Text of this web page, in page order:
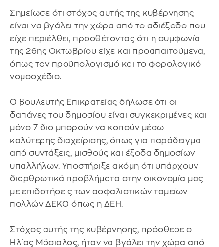
Σημείωσε ότι στόχος αυτής της κυβέρνησης
είναι να βγάλει την χώρα από το αδιέξοδο που
είχε περιέλθει, προσθέτοντας ότι η συμφωνία
της 26ης Οκτωβρίου είχε και προαπαιτούμενα,
όπως τον προϋπολογισμό και το φορολογικό
νομοσχέδιο.
Ο βουλευτής Επικρατείας δήλωσε ότι οι
δαπάνες του δημοσίου είναι συγκεκριμένες και
μόνο 7 δισ μπορούν να κοπούν μέσω
καλύτερης διαχείρισης, όπως για παράδειγμα
από συντάξεις, μισθούς και έξοδα δημοσίων
υπαλλήλων. Υποστήριξε ακόμη ότι υπάρχουν
διαρθρωτικά προβλήματα στην οικονομία μας
με επιδοτήσεις των ασφαλιστικών ταμείων
πολλών ΔΕΚΟ όπως η ΔΕΗ.
Στόχος αυτής της κυβέρνησης, πρόσθεσε ο
Ηλίας Μόσιαλος, ήταν να βγάλει την χώρα από